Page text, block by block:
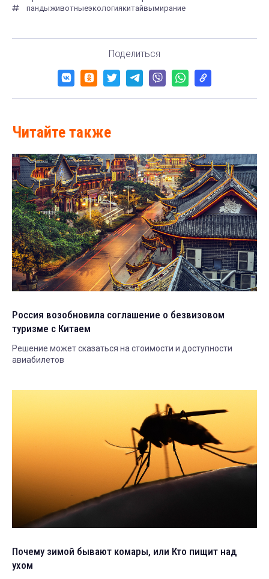
пандыживотныеэкологиякитайвымирание
Поделиться
Читайте также
Россия возобновила соглашение о безвизовом
туризме с Китаем
Решение может сказаться на стоимости и доступности
авиабилетов
Почему зимой бывают комары, или Кто пищит над
ухом